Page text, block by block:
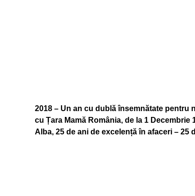
2018 – Un an cu dublă însemnătate pentru
cu Țara Mamă România, de la 1
Alba, 25 de ani de excelență în afaceri –